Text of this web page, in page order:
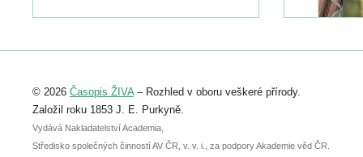
Registrovat se můžete do 6. září.
abstraktu přihlášené přednášky nebo
posteru je už 30. června.
© 2026 Časopis ŽIVA– Rozhled v oboru veškeré přírody.
Založil roku 1853 J. E. Purkyně.
Vydává Nakladatelství Academia,
Středisko společných činností AV ČR, v. v. i., za podpory Akademie věd ČR.